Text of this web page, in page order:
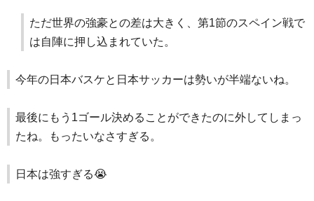
ただ世界の強豪との差は大きく、第1節のスペイン戦で
は自陣に押し込まれていた。
今年の日本バスケと日本サッカーは勢いが半端ないね。
最後にもう1ゴール決めることができたのに外してしまっ
たね。もったいなさすぎる。
日本は強すぎる😭